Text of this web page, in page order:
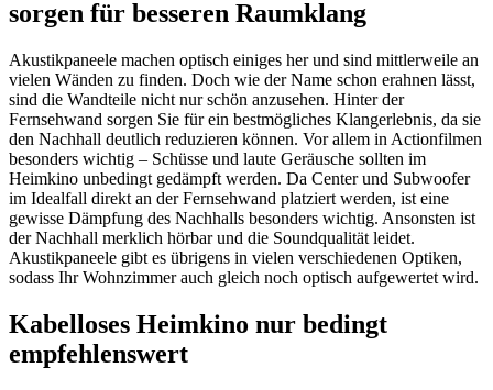
sorgen für besseren Raumklang
Akustikpaneele machen optisch einiges her und sind mittlerweile an
vielen Wänden zu finden. Doch wie der Name schon erahnen lässt,
sind die Wandteile nicht nur schön anzusehen. Hinter der
Fernsehwand sorgen Sie für ein bestmögliches Klangerlebnis, da sie
den Nachhall deutlich reduzieren können. Vor allem in Actionfilmen
besonders wichtig – Schüsse und laute Geräusche sollten im
Heimkino unbedingt gedämpft werden. Da Center und Subwoofer
im Idealfall direkt an der Fernsehwand platziert werden, ist eine
gewisse Dämpfung des Nachhalls besonders wichtig. Ansonsten ist
der Nachhall merklich hörbar und die Soundqualität leidet.
Akustikpaneele gibt es übrigens in vielen verschiedenen Optiken,
sodass Ihr Wohnzimmer auch gleich noch optisch aufgewertet wird.
Kabelloses Heimkino nur bedingt
empfehlenswert